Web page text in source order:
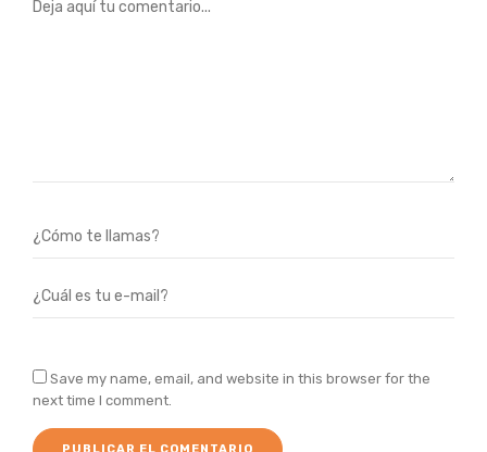
Save my name, email, and website in this browser for the
next time I comment.